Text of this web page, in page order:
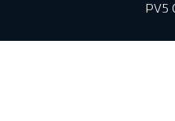
PV5